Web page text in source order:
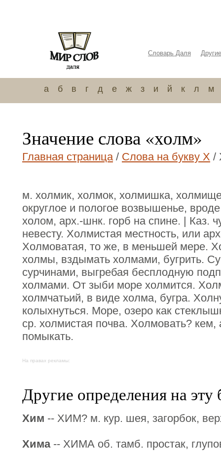
Словарь Даля
а б в г д е ж з и й к л м
Значение слова «холм»
Главная страница/ Слова на букву Х /
м. холмик, холмок, холмишка,
округлое и пологое возвышенье,
холом, арх.-шнк. горб на спине. | Каз.
невесту. Холмистая местность, или
Холмоватая, то же, в меньшей мере.
холмы, вздымать холмами, бугрить.
сурчинами, выгребая бесплодную
холмами. От зыби море холмится.
холмчатьий, в виде холма, бугра.
колыхнуться. Море, озеро как
ср. холмистая почва. Холмовать? кем,
помыкать.
На правах рекламы:
Другие определения на эту
Хим -- ХИМ? м. кур. шея, загорбок,
Хима-- ХИМА об. тамб. простак,